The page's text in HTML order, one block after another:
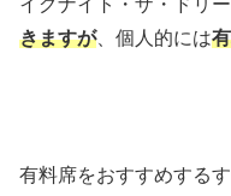
イグナイト・ザ・ドリ
きますが、個人的には
有料席をおすすめする